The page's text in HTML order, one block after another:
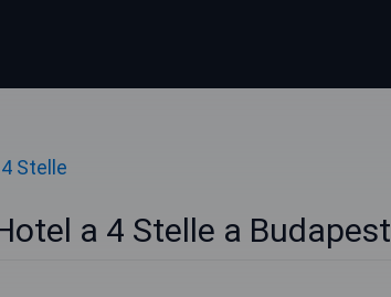
Stelle
a 4 Stelle a Budapest